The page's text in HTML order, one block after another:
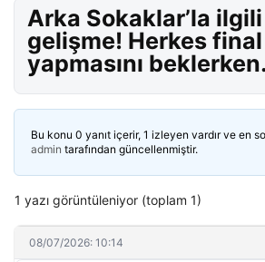
Arka Sokaklar’la
gelişme! Herkes final
yapmasını
Bu konu 0 yanıt içerir, 1 izleyen vardır ve en
admin tarafından güncellenmiştir.
1 yazı görüntüleniyor (toplam 1)
08/07/2026: 10:14